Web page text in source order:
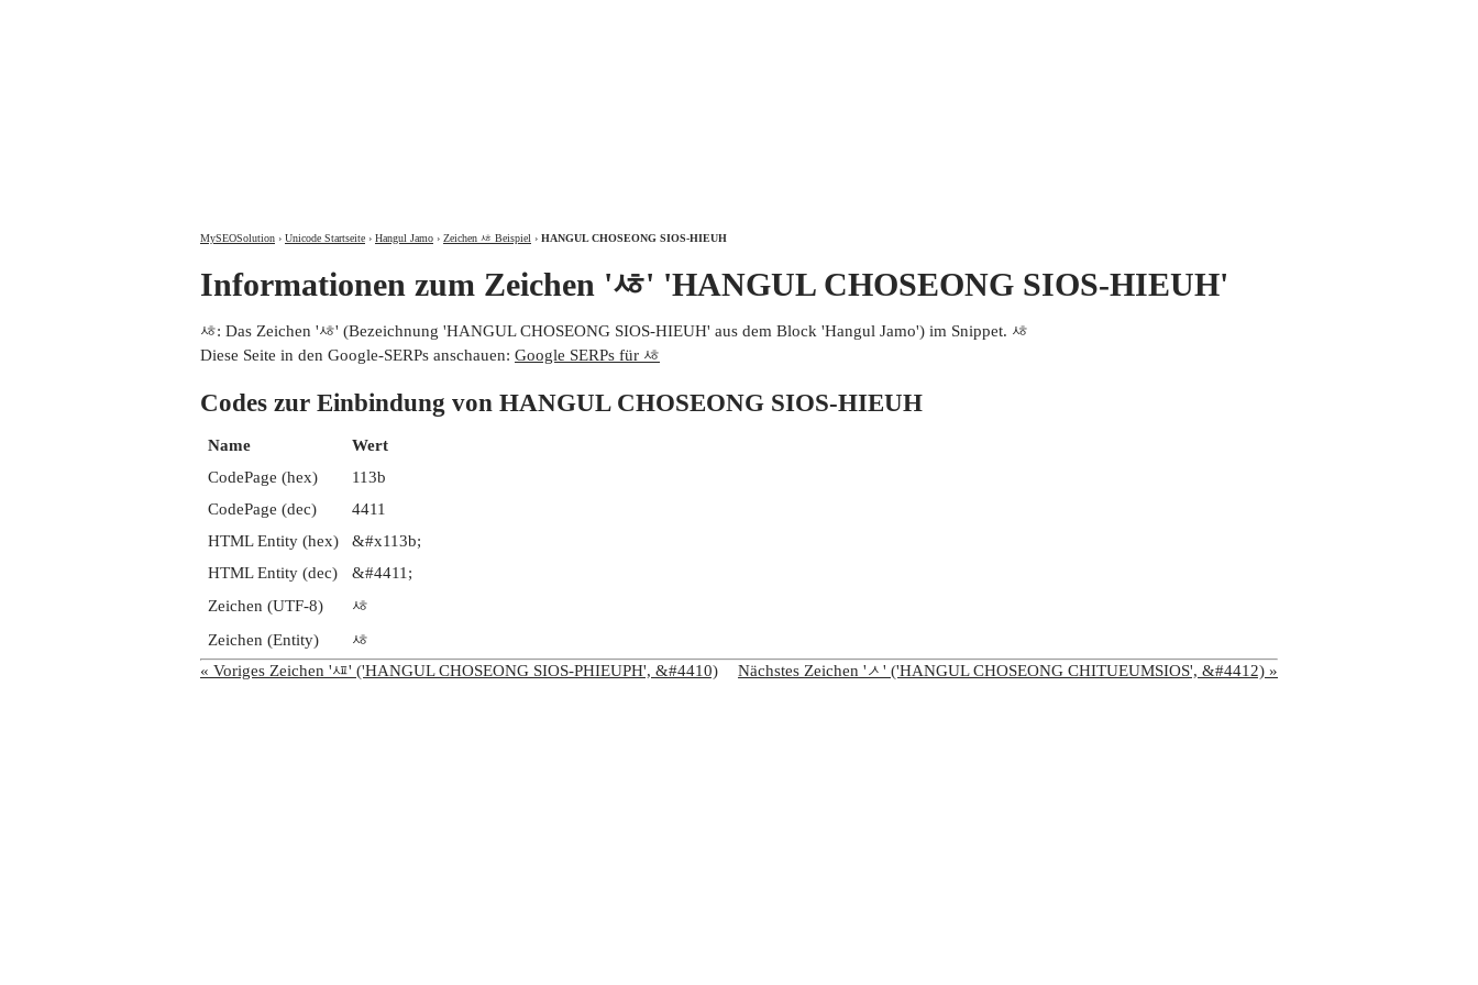
MySEOSolution › Unicode Startseite › Hangul Jamo › Zeichen ᄻ Beispiel › HANGUL CHOSEONG SIOS-HIEUH
Informationen zum Zeichen 'ᄻ' 'HANGUL CHOSEONG SIOS-HIEUH'
ᄻ: Das Zeichen 'ᄻ' (Bezeichnung 'HANGUL CHOSEONG SIOS-HIEUH' aus dem Block 'Hangul Jamo') im Snippet. ᄻ
Diese Seite in den Google-SERPs anschauen: Google SERPs für ᄻ
Codes zur Einbindung von HANGUL CHOSEONG SIOS-HIEUH
Name
Wert
CodePage (hex)
113b
CodePage (dec)
4411
HTML Entity (hex)
&#x113b;
HTML Entity (dec)
&#4411;
Zeichen (UTF-8)
ᄻ
Zeichen (Entity)
ᄻ
« Voriges Zeichen 'ᄺ' ('HANGUL CHOSEONG SIOS-PHIEUPH', &#4410)
Nächstes Zeichen 'ᄼ' ('HANGUL CHOSEONG CHITUEUMSIOS', &#4412) »